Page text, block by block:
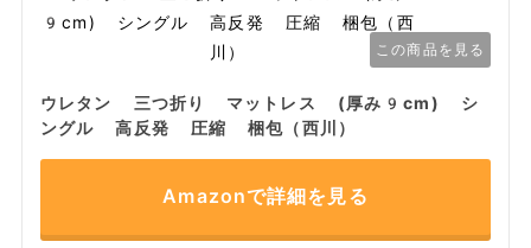
この商品を見る
ウレタン 三つ折り マットレス (厚み9cm) シ
ングル 高反発 圧縮 梱包（西川）
Amazonで詳細を見る